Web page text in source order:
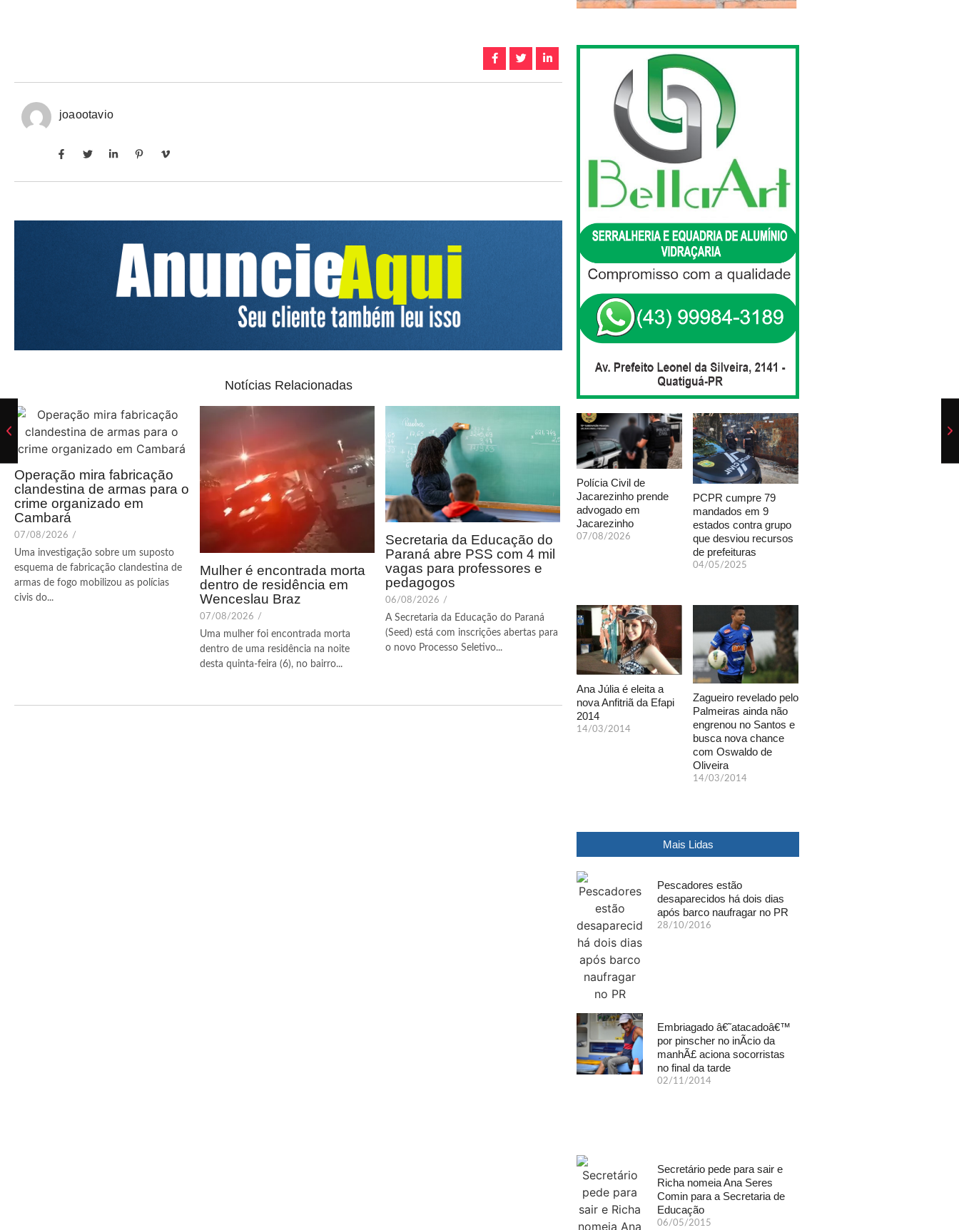
joaootavio
Notícias Relacionadas
Operação mira fabricação
clandestina de armas para o
crime organizado em
Cambará
07/08/2026 /
Uma investigação sobre um suposto
esquema de fabricação clandestina de
armas de fogo mobilizou as polícias
civis do...
Mulher é encontrada morta
dentro de residência em
Wenceslau Braz
07/08/2026 /
Uma mulher foi encontrada morta
dentro de uma residência na noite
desta quinta-feira (6), no bairro...
Secretaria da Educação do
Paraná abre PSS com 4 mil
vagas para professores e
pedagogos
06/08/2026 /
A Secretaria da Educação do Paraná
(Seed) está com inscrições abertas para
o novo Processo Seletivo...
Polícia Civil de
Jacarezinho prende
advogado em
Jacarezinho
07/08/2026
PCPR cumpre 79
mandados em 9
estados contra grupo
que desviou recursos
de prefeituras
04/05/2025
Ana Júlia é eleita a
nova Anfitriã da Efapi
2014
14/03/2014
Zagueiro revelado pelo
Palmeiras ainda não
engrenou no Santos e
busca nova chance
com Oswaldo de
Oliveira
14/03/2014
Mais Lidas
Pescadores estão
desaparecidos há dois dias
após barco naufragar no PR
28/10/2016
Embriagado â€˜atacadoâ€™
por pinscher no inÃ­cio da
manhÃ£ aciona socorristas
no final da tarde
02/11/2014
Secretário pede para sair e
Richa nomeia Ana Seres
Comin para a Secretaria de
Educação
06/05/2015